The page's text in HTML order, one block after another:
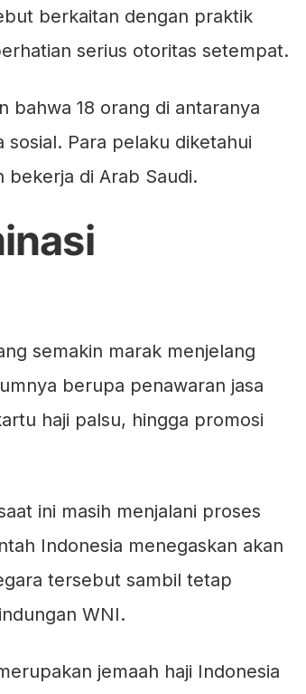
berkaitan dengan praktik
serius otoritas setempat.
bahwa 18 orang di antaranya
Para pelaku diketahui
bekerja di Arab Saudi.
semakin marak menjelang
berupa penawaran jasa
haji palsu, hingga promosi
ini masih menjalani proses
Indonesia menegaskan akan
tersebut sambil tetap
WNI.
jemaah haji Indonesia